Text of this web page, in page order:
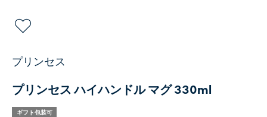
プリンセス
プリンセス ハイハンドル マグ 330ml
ギフト包装可